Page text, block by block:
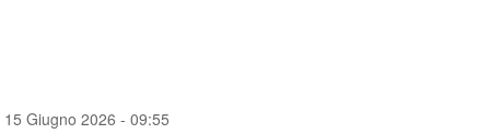
15 Giugno 2026 - 09:55